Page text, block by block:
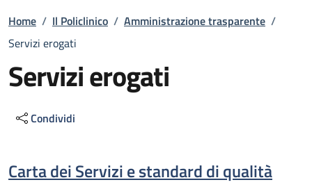
Briciole di pane
Home / Il Policlinico / Amministrazione trasparente /
Servizi erogati
Servizi erogati
Condividi
Descrizione
Carta dei Servizi e standard di qualità